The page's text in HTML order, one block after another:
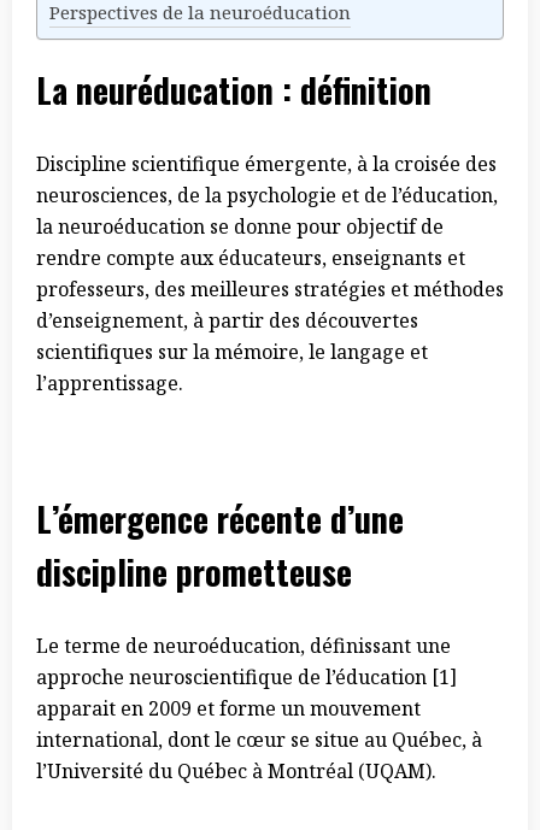
Perspectives de la neuroéducation
La neuréducation : définition
Discipline scientifique émergente, à la croisée des
neurosciences, de la psychologie et de l’éducation,
la neuroéducation se donne pour objectif de
rendre compte aux éducateurs, enseignants et
professeurs, des meilleures stratégies et méthodes
d’enseignement, à partir des découvertes
scientifiques sur la mémoire, le langage et
l’apprentissage.
L’émergence récente d’une
discipline prometteuse
Le terme de neuroéducation, définissant une
approche neuroscientifique de l’éducation [1]
apparait en 2009 et forme un mouvement
international, dont le cœur se situe au Québec, à
l’Université du Québec à Montréal (UQAM).